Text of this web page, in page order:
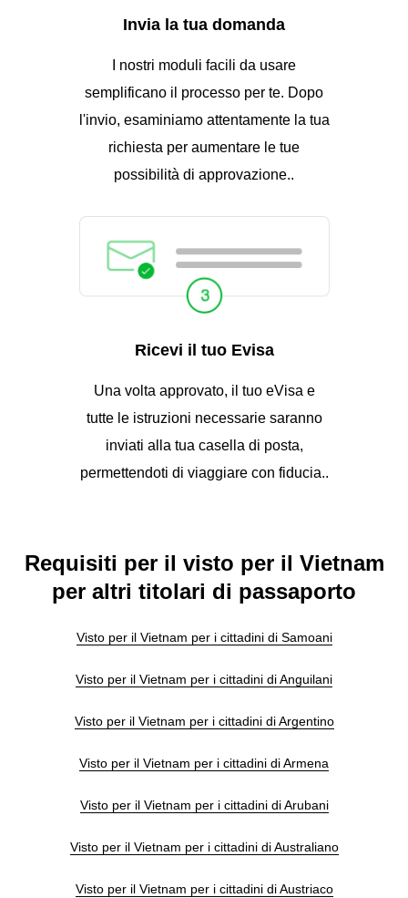
Invia la tua domanda
I nostri moduli facili da usare
semplificano il processo per te. Dopo
l'invio, esaminiamo attentamente la tua
richiesta per aumentare le tue
possibilità di approvazione..
Ricevi il tuo Evisa
Una volta approvato, il tuo eVisa e
tutte le istruzioni necessarie saranno
inviati alla tua casella di posta,
permettendoti di viaggiare con fiducia..
Requisiti per il visto per il Vietnam
per altri titolari di passaporto
Visto per il Vietnam per i cittadini di Samoani
Visto per il Vietnam per i cittadini di Anguilani
Visto per il Vietnam per i cittadini di Argentino
Visto per il Vietnam per i cittadini di Armena
Visto per il Vietnam per i cittadini di Arubani
Visto per il Vietnam per i cittadini di Australiano
Visto per il Vietnam per i cittadini di Austriaco